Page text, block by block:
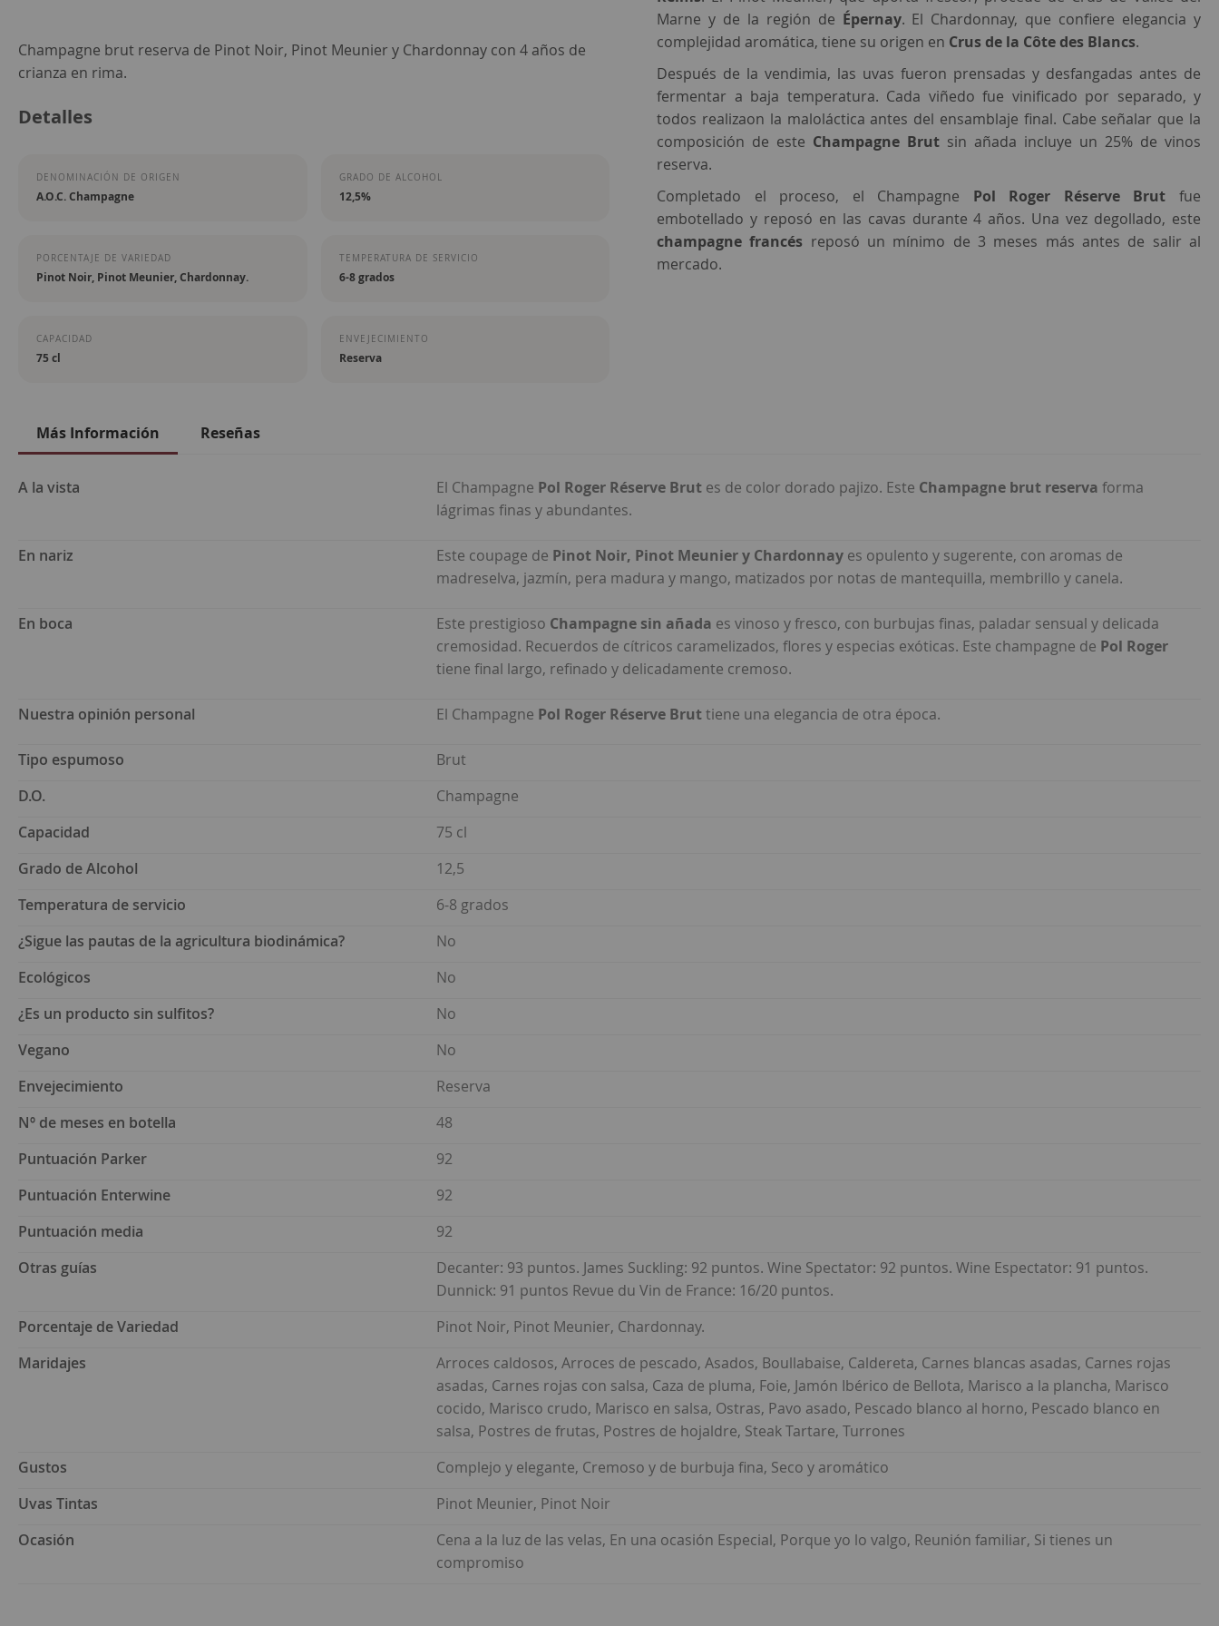
Saltar
al
de
Champagne brut reserva de Pinot Noir, Pinot Meunier y Chardonnay con 4 años de
crianza en rima.
Detalles
DENOMINACIÓN DE ORIGEN
A.O.C. Champagne
GRADO DE ALCOHOL
12,5%
PORCENTAJE DE VARIEDAD
Pinot Noir, Pinot Meunier, Chardonnay.
TEMPERATURA DE SERVICIO
6-8 grados
CAPACIDAD
75 cl
ENVEJECIMIENTO
Reserva
Marne y de la región de Épernay. El Chardonnay, que confiere elegancia y
complejidad aromática, tiene su origen en Crus de la Côte des Blancs.
Después de la vendimia, las uvas fueron prensadas y desfangadas antes de
fermentar a baja temperatura. Cada viñedo fue vinificado por separado, y
todos realizaon la maloláctica antes del ensamblaje final. Cabe señalar que la
composición de este Champagne Brut sin añada incluye un 25% de vinos
reserva.
Completado el proceso, el Champagne Pol Roger Réserve Brut fue
embotellado y reposó en las cavas durante 4 años. Una vez degollado, este
champagne francés reposó un mínimo de 3 meses más antes de salir al
mercado.
Más Información
Más
A la vista El Champagne Pol Roger Réserve Brut es de color dorado pajizo. Este Champagne brut reserva forma
lágrimas finas y abundantes.
En nariz Este coupage de Pinot Noir, Pinot Meunier y Chardonnay es opulento y sugerente, con aromas de
madreselva, jazmín, pera madura y mango, matizados por notas de mantequilla, membrillo y canela.
En boca Este prestigioso Champagne sin añada es vinoso y fresco, con burbujas finas, paladar sensual y delicada
cremosidad. Recuerdos de cítricos caramelizados, flores y especias exóticas. Este champagne de Pol Roger
tiene final largo, refinado y delicadamente cremoso.
Nuestra opinión personal El Champagne Pol Roger Réserve Bruttiene una elegancia de otra época.
Tipo espumoso
Brut
D.O.
Champagne
Capacidad
75 cl
Grado de Alcohol
12,5
Temperatura de servicio
6-8 grados
¿Sigue las pautas de la agricultura biodinámica?
No
Ecológicos
No
¿Es un producto sin sulfitos?
No
Vegano
No
Envejecimiento
Reserva
Nº de meses en botella
48
Puntuación Parker
92
Puntuación Enterwine
92
Puntuación media
92
Otras guías
Decanter: 93 puntos. James Suckling: 92 puntos. Wine Spectator: 92 puntos. Wine Espectator: 91 puntos.
Dunnick: 91 puntos Revue du Vin de France: 16/20 puntos.
Porcentaje de Variedad
Pinot Noir, Pinot Meunier, Chardonnay.
Maridajes
Arroces caldosos, Arroces de pescado, Asados, Boullabaise, Caldereta, Carnes blancas asadas, Carnes rojas
asadas, Carnes rojas con salsa, Caza de pluma, Foie, Jamón Ibérico de Bellota, Marisco a la plancha, Marisco
cocido, Marisco crudo, Marisco en salsa, Ostras, Pavo asado, Pescado blanco al horno, Pescado blanco en
salsa, Postres de frutas, Postres de hojaldre, Steak Tartare, Turrones
Gustos
Complejo y elegante, Cremoso y de burbuja fina, Seco y aromático
Uvas Tintas
Pinot Meunier, Pinot Noir
Ocasión
Cena a la luz de las velas, En una ocasión Especial, Porque yo lo valgo, Reunión familiar, Si tienes un
compromiso
Reseñas